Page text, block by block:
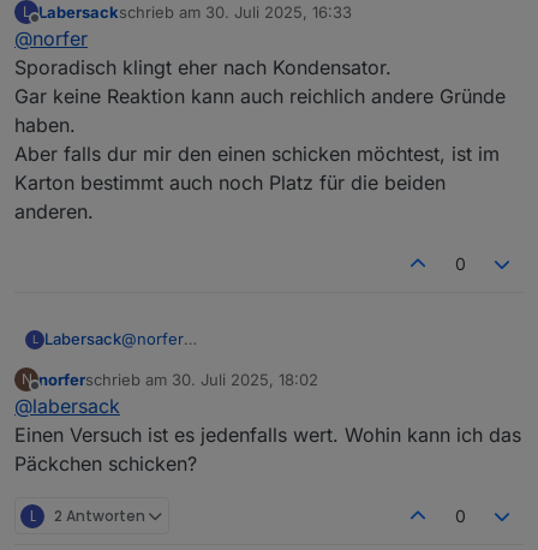
wegen Schnaps- daher erst jetzt meine Antwort:
1mal funktioniert er sporadisch.
L
Offline
Labersackschrieb am 30. Juli 2025, 16:33
zuletzt editiert von
@norfer
Sporadisch klingt eher nach Kondensator.
Gar keine Reaktion kann auch reichlich andere Gründe
haben.
Aber falls dur mir den einen schicken möchtest, ist im
Karton bestimmt auch noch Platz für die beiden
anderen.
0
L Labersack@norfer
Gar keine Reaktion kann auch reichlich andere
Aber falls dur mir den einen schicken möchtest, ist
im Karton bestimmt auch noch Platz für die beiden
anderen.
N
Offline
norferschrieb am 30. Juli 2025, 18:02
zuletzt editiert von
@labersack
Einen Versuch ist es jedenfalls wert. Wohin kann ich das
Päckchen schicken?
L 2 Antworten 0